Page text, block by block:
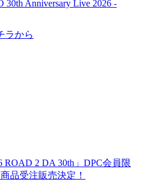
ROAD 2 DA 30th」DPC会員限
品受注販売決定！